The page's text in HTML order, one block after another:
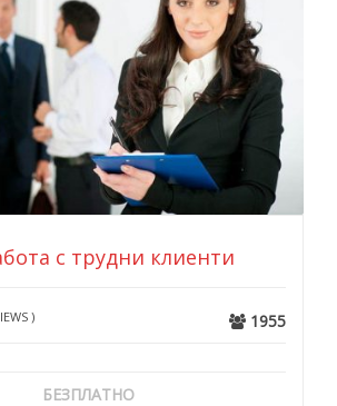
с трудни клиенти
) 1955
БЕЗПЛАТНО